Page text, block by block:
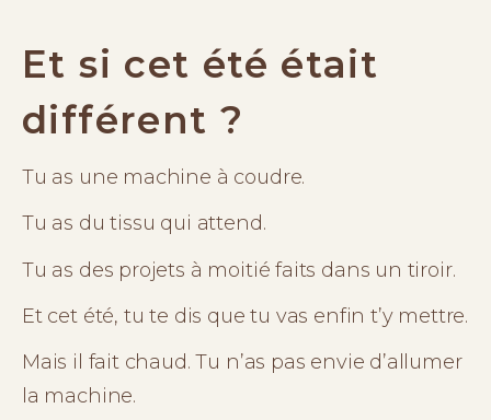
Et si cet été était
différent ?
Tu as une machine à coudre.
Tu as du tissu qui attend.
Tu as des projets à moitié faits dans un tiroir.
Et cet été, tu te dis que tu vas enfin t’y mettre.
Mais il fait chaud. Tu n’as pas envie d’allumer
la machine.